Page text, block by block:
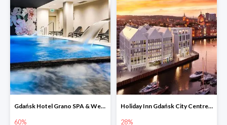
Gdańsk Hotel Grano SPA & Wellness w Travelist do -60%
60%
Holiday Inn Gdańsk City Centre, Gdańsk, Wybrzeże -28%
28%